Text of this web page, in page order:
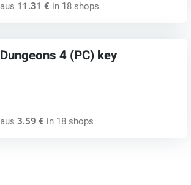
aus 11.31 € in 18 shops
Dungeons 4 (PC) key
aus 3.59 € in 18 shops